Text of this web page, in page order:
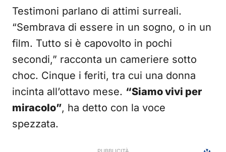
Testimoni parlano di attimi surreali.
“Sembrava di essere in un sogno, o in un
film. Tutto si è capovolto in pochi
secondi,” racconta un cameriere sotto
choc. Cinque i feriti, tra cui una donna
incinta all’ottavo mese. “Siamo vivi per
miracolo”, ha detto con la voce
spezzata.